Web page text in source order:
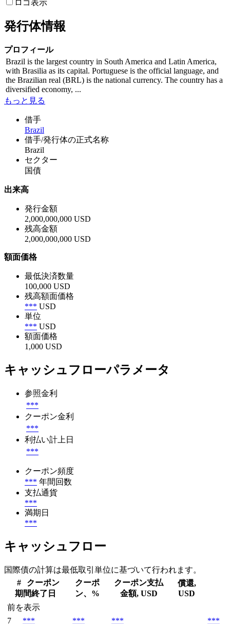
ロゴ表示
発行体情報
プロフィール
Brazil is the largest country in South America and Latin America,
with Brasilia as its capital. Portuguese is the official language, and
the Brazilian real (BRL) is the national currency. The country has a
diversified economy, ...
もっと見る
借手
Brazil
借手/発行体の正式名称
Brazil
セクター
国債
出来高
発行金額
2,000,000,000 USD
残高金額
2,000,000,000 USD
額面価格
最低決済数量
100,000 USD
残高額面価格
*** USD
単位
*** USD
額面価格
1,000 USD
キャッシュフローパラメータ
参照金利
***
クーポン金利
***
利払い計上日
***
クーポン頻度
*** 年間回数
支払通貨
***
満期日
***
キャッシュフロー
国際債の計算は最低取引単位に基づいて行われます。
#
クーポン
期間終了日
クーポ
ン、%
クーポン支払
金額, USD
償還,
USD
前を表示
7
*** *** ***
***